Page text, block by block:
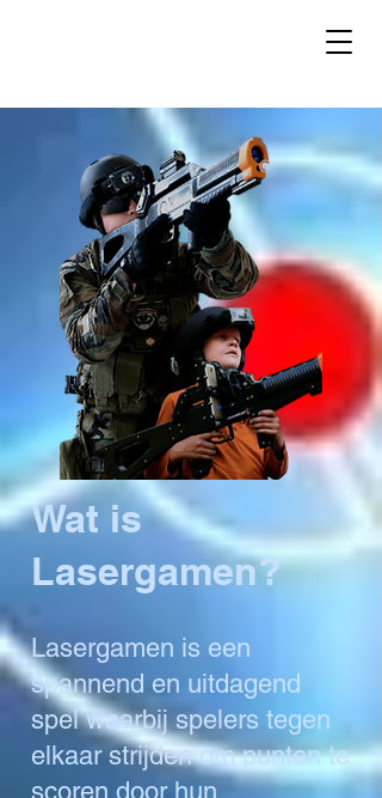
Wat is
Lasergamen?
Lasergamen is een
spannend en uitdagend
spel waarbij spelers tegen
elkaar strijden om punten te
scoren door hun